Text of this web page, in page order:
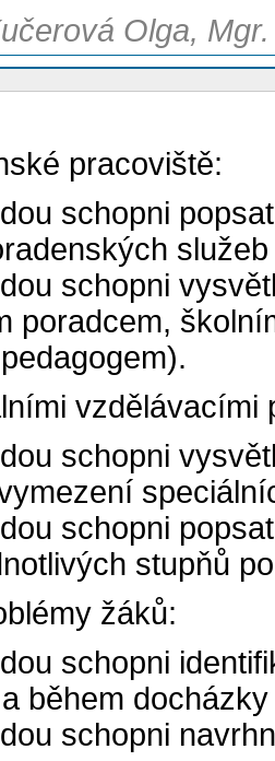
Olga,
pracoviště:
schopni
schopni
poradcem,
vzdělávacími
schopni
schopni
stupňů
žáků:
schopni
během
schopni